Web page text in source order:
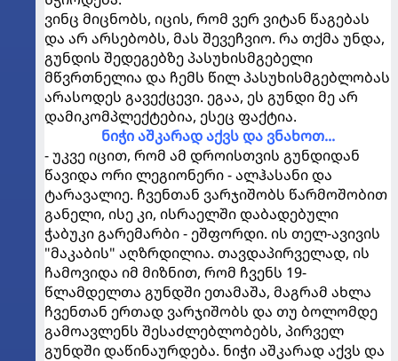
ვინც მიცნობს, იცის, რომ ვერ ვიტან წაგებას
და არ არსებობს, მას შევეჩვიო. რა თქმა უნდა,
გუნდის შედეგებზე პასუხისმგებელი
მწვრთნელია და ჩემს წილ პასუხისმგებლობას
არასოდეს გავექცევი. ეგაა, ეს გუნდი მე არ
დამიკომპლექტებია, ესეც ფაქტია.
ნიჭი აშკარად აქვს და ვნახოთ...
- უკვე იცით, რომ ამ დროისთვის გუნდიდან
წავიდა ორი ლეგიონერი - ალჰასანი და
ტარავალიე. ჩვენთან ვარჯიშობს წარმოშობით
განელი, ისე კი, ისრაელში დაბადებული
ჭაბუკი გარემარბი - ეშფორდი. ის თელ-ავივის
"მაკაბის" აღზრდილია. თავდაპირველად, ის
ჩამოვიდა იმ მიზნით, რომ ჩვენს 19-
წლამდელთა გუნდში ეთამაშა, მაგრამ ახლა
ჩვენთან ერთად ვარჯიშობს და თუ ბოლომდე
გამოავლენს შესაძლებლობებს, პირველ
გუნდში დაწინაურდება. ნიჭი აშკარად აქვს და